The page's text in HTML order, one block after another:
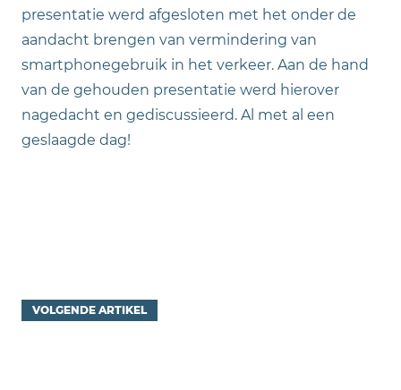
presentatie werd afgesloten met het onder de
aandacht brengen van vermindering van
smartphonegebruik in het verkeer. Aan de hand
van de gehouden presentatie werd hierover
nagedacht en gediscussieerd. Al met al een
geslaagde dag!
VOLGENDE ARTIKEL